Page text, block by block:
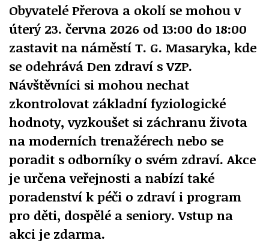
Obyvatelé Přerova a okolí se mohou v
úterý 23. června 2026 od 13:00 do 18:00
zastavit na náměstí T. G. Masaryka, kde
se odehrává Den zdraví s VZP.
Návštěvníci si mohou nechat
zkontrolovat základní fyziologické
hodnoty, vyzkoušet si záchranu života
na moderních trenažérech nebo se
poradit s odborníky o svém zdraví. Akce
je určena veřejnosti a nabízí také
poradenství k péči o zdraví i program
pro děti, dospělé a seniory. Vstup na
akci je zdarma.